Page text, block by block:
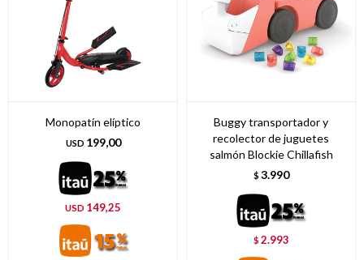
Monopatín elíptico
USD 199,00
USD 149,25
Buggy transportador y
recolector de juguetes
salmón Blockie Chillafish
$ 3.990
$2.993